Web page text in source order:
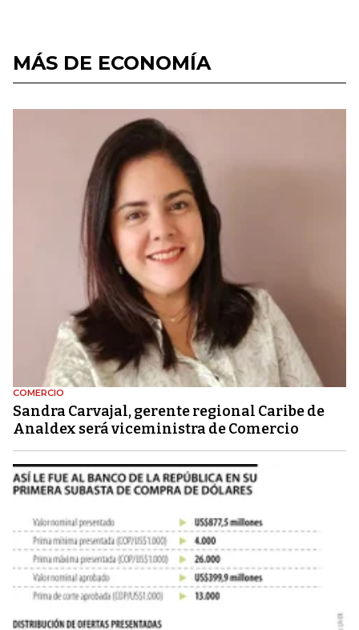
MÁS DE ECONOMÍA
COMERCIO
Sandra Carvajal, gerente regional Caribe de
Analdex será viceministra de Comercio